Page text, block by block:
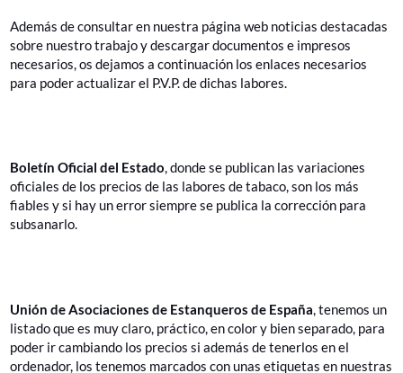
Además de consultar en nuestra página web noticias destacadas
sobre nuestro trabajo y descargar documentos e impresos
necesarios, os dejamos a continuación los enlaces necesarios
para poder actualizar el P.V.P. de dichas labores.
Boletín Oficial del Estado, donde se publican las variaciones
oficiales de los precios de las labores de tabaco, son los más
fiables y si hay un error siempre se publica la corrección para
subsanarlo.
Unión de Asociaciones de Estanqueros de España, tenemos un
listado que es muy claro, práctico, en color y bien separado, para
poder ir cambiando los precios si además de tenerlos en el
ordenador, los tenemos marcados con unas etiquetas en nuestras